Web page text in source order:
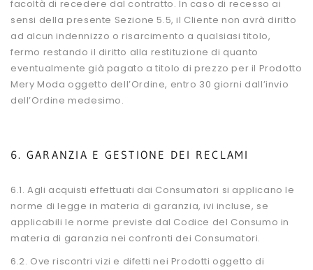
facoltà di recedere dal contratto. In caso di recesso ai
sensi della presente Sezione 5.5, il Cliente non avrà diritto
ad alcun indennizzo o risarcimento a qualsiasi titolo,
fermo restando il diritto alla restituzione di quanto
eventualmente già pagato a titolo di prezzo per il Prodotto
Mery Moda oggetto dell’Ordine, entro 30 giorni dall’invio
dell’Ordine medesimo.
6. GARANZIA E GESTIONE DEI RECLAMI
6.1. Agli acquisti effettuati dai Consumatori si applicano le
norme di legge in materia di garanzia, ivi incluse, se
applicabili le norme previste dal Codice del Consumo in
materia di garanzia nei confronti dei Consumatori.
6.2. Ove riscontri vizi e difetti nei Prodotti oggetto di